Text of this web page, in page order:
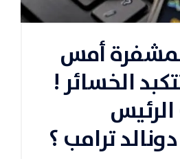
أمس
الخسائر !
ترامب ؟